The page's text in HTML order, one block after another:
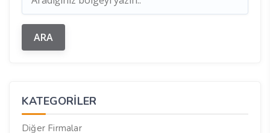
KATEGORILER
Diğer Firmalar